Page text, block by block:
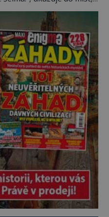
narozené vnučce a
palubu. Nechce […]
„Není důvod k obavám,
kočka přemalovaná
uklidňuje ho
to. Tato „kočka“ je
jmenuje se Babou a
je to ocelot. Babou